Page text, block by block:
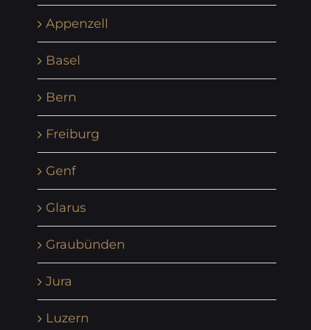
Appenzell
Basel
Bern
Freiburg
Genf
Glarus
Graubünden
Jura
Luzern